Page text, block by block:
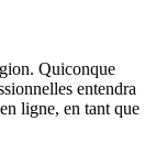
Quiconque
entendra
ligne, en tant que